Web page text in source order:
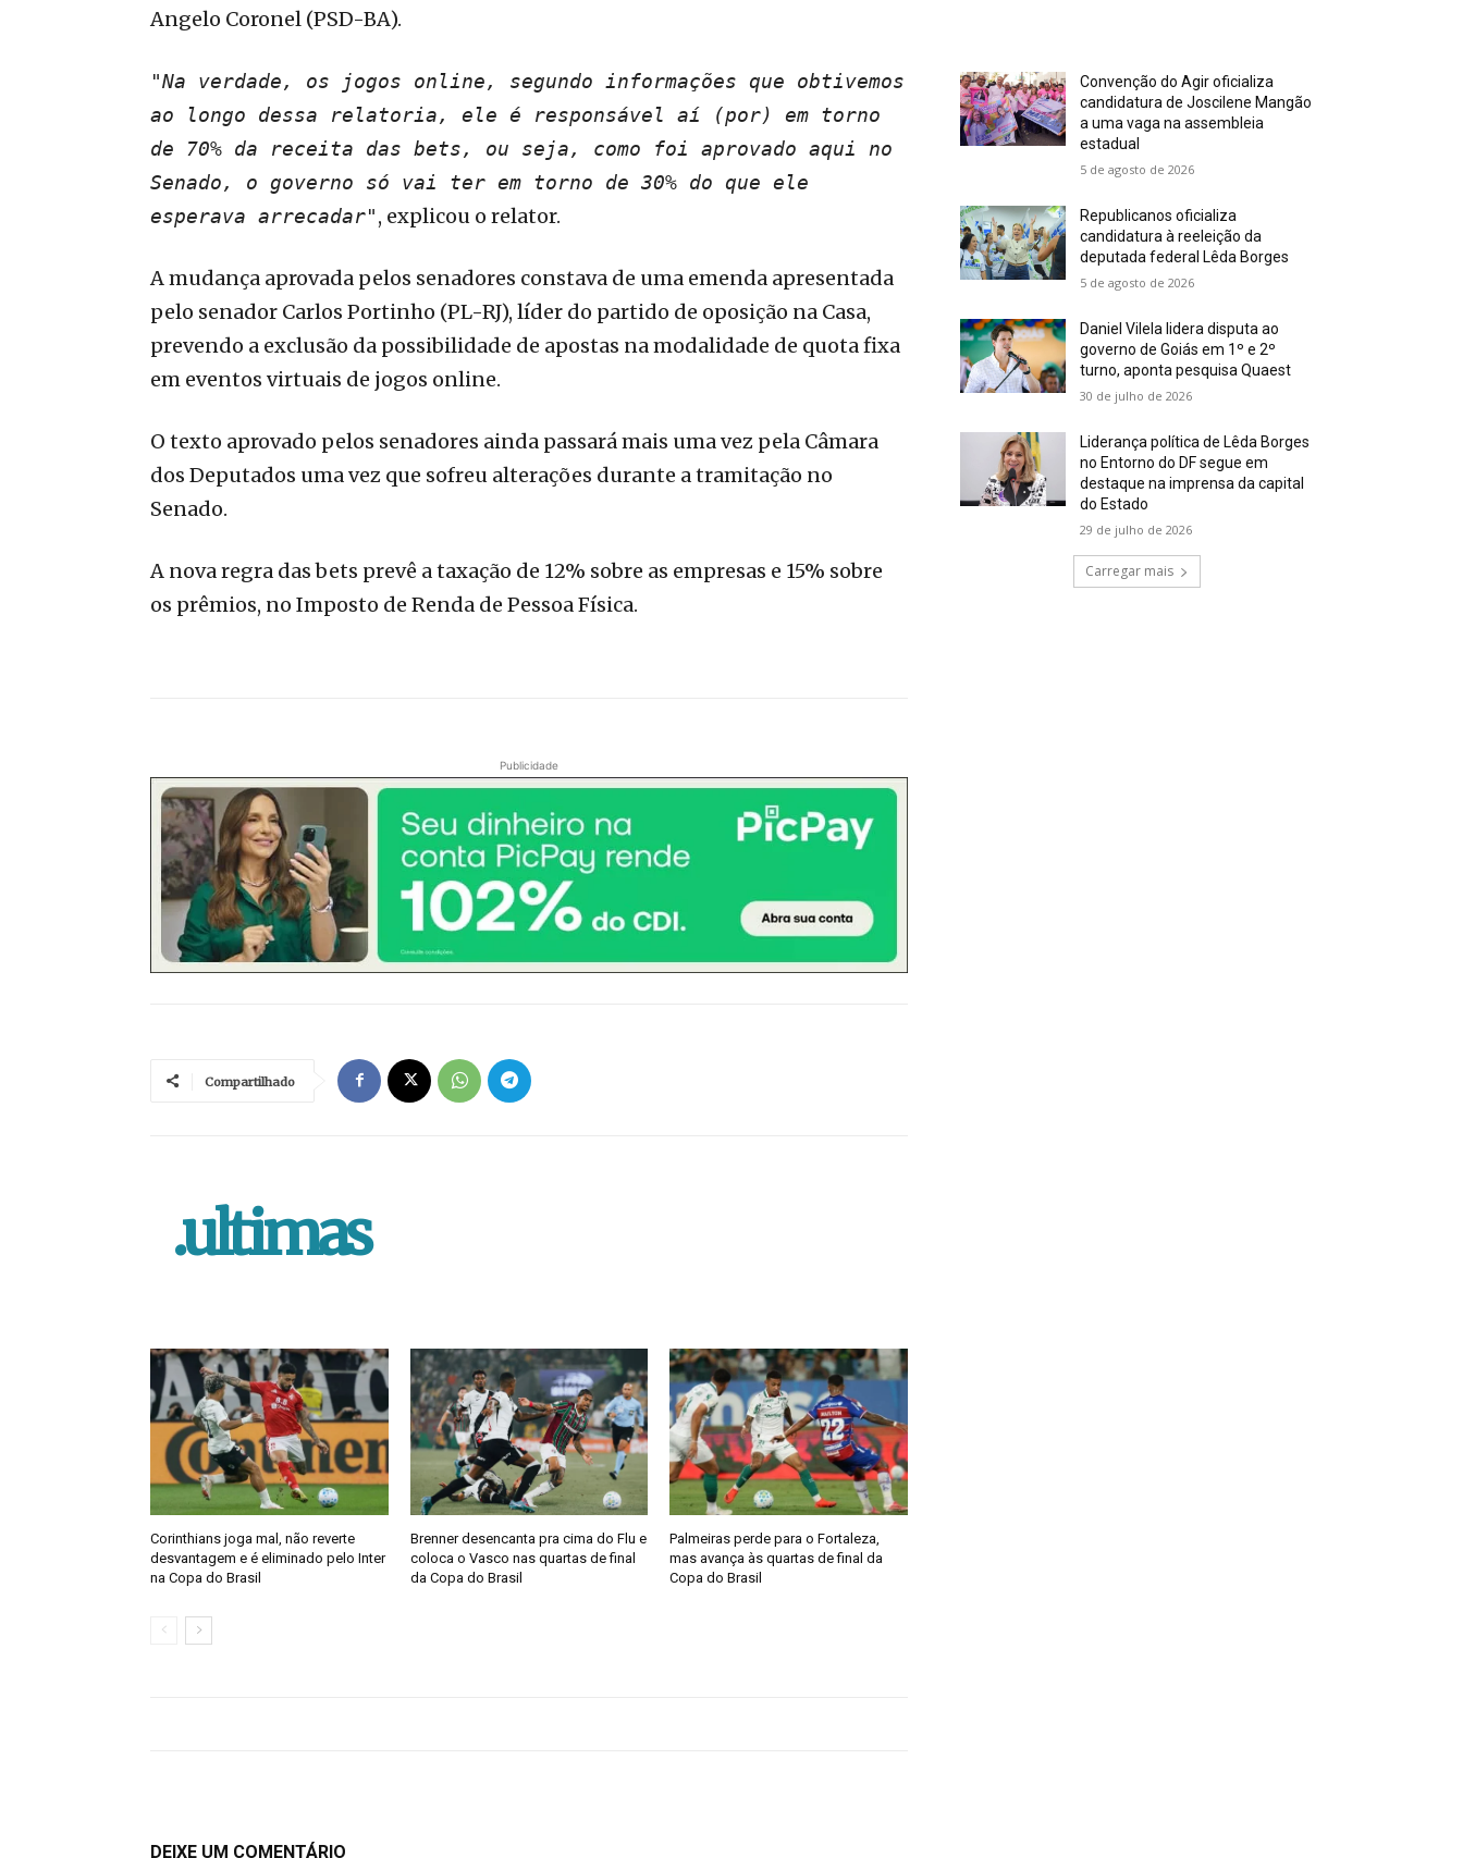
Angelo Coronel (PSD-BA).
"Na verdade, os jogos online, segundo informações que obtivemos
ao longo dessa relatoria, ele é responsável aí (por) em torno
de 70% da receita das bets, ou seja, como foi aprovado aqui no
Senado, o governo só vai ter em torno de 30% do que ele
esperava arrecadar", explicou o relator.
A mudança aprovada pelos senadores constava de uma emenda apresentada
pelo senador Carlos Portinho (PL-RJ), líder do partido de oposição na Casa,
prevendo a exclusão da possibilidade de apostas na modalidade de quota fixa
em eventos virtuais de jogos online.
O texto aprovado pelos senadores ainda passará mais uma vez pela Câmara
dos Deputados uma vez que sofreu alterações durante a tramitação no
Senado.
A nova regra das bets prevê a taxação de 12% sobre as empresas e 15% sobre
os prêmios, no Imposto de Renda de Pessoa Física.
Publicidade
Compartilhado
.ultimas
Corinthians joga mal, não reverte
desvantagem e é eliminado pelo Inter
na Copa do Brasil
Brenner desencanta pra cima do Flu e
coloca o Vasco nas quartas de final
da Copa do Brasil
Palmeiras perde para o Fortaleza,
mas avança às quartas de final da
Copa do Brasil
DEIXE UM COMENTÁRIO
Convenção do Agir oficializa
candidatura de Joscilene Mangão
a uma vaga na assembleia
estadual
5 de agosto de 2026
Republicanos oficializa
candidatura à reeleição da
deputada federal Lêda Borges
5 de agosto de 2026
Daniel Vilela lidera disputa ao
governo de Goiás em 1º e 2º
turno, aponta pesquisa Quaest
30 de julho de 2026
Liderança política de Lêda Borges
no Entorno do DF segue em
destaque na imprensa da capital
do Estado
29 de julho de 2026
Carregar mais